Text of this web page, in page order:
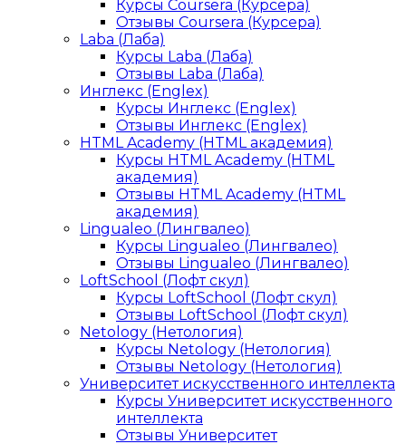
Курсы Coursera (Курсера)
Отзывы Coursera (Курсера)
Laba (Лаба)
Курсы Laba (Лаба)
Отзывы Laba (Лаба)
Инглекс (Englex)
Курсы Инглекс (Englex)
Отзывы Инглекс (Englex)
HTML Academy (HTML академия)
Курсы HTML Academy (HTML
академия)
Отзывы HTML Academy (HTML
академия)
Lingualeo (Лингвалео)
Курсы Lingualeo (Лингвалео)
Отзывы Lingualeo (Лингвалео)
LoftSchool (Лофт скул)
Курсы LoftSchool (Лофт скул)
Отзывы LoftSchool (Лофт скул)
Netology (Нетология)
Курсы Netology (Нетология)
Отзывы Netology (Нетология)
Университет искусственного интеллекта
Курсы Университет искусственного
интеллекта
Отзывы Университет